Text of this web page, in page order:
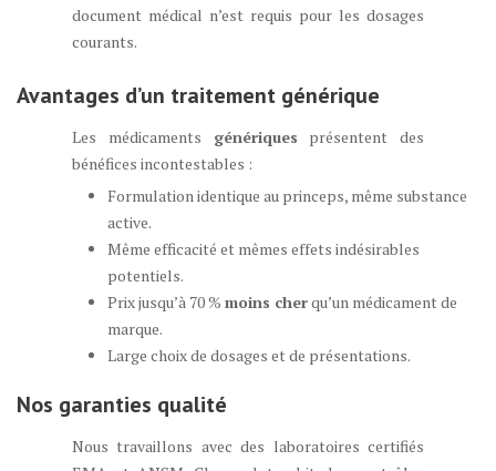
document médical n’est requis pour les dosages
courants.
Avantages d’un traitement générique
Les médicaments génériques présentent des
bénéfices incontestables :
Formulation identique au princeps, même substance
active.
Même efficacité et mêmes effets indésirables
potentiels.
Prix jusqu’à 70 % moins cherqu’un médicament de
marque.
Large choix de dosages et de présentations.
Nos garanties qualité
Nous travaillons avec des laboratoires certifiés